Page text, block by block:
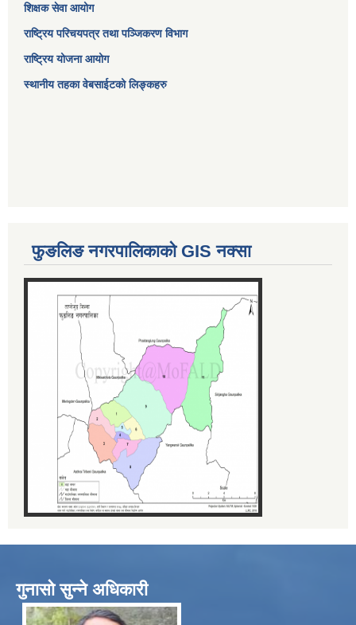
शिक्षक सेवा आयोग
राष्ट्रिय परिचयपत्र तथा पञ्जिकरण विभाग
राष्ट्रिय योजना आयोग
स्थानीय तहका वेबसाईटको लिङ्कहरु
फुङलिङ नगरपालिकाको GIS नक्सा
गुनासो सुन्ने अधिकारी